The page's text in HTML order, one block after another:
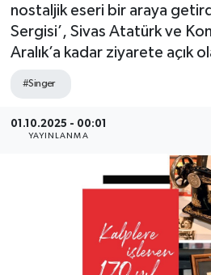
nostaljik eseri bir araya
Sergisi’, Sivas Atatürk ve
Aralık’a kadar ziyarete açık
#Singer
01.10.2025 - 00:01
YAYINLANMA
HABERLER
KAPAK
OSB
SEKTÖR
ŞİRKET PANO